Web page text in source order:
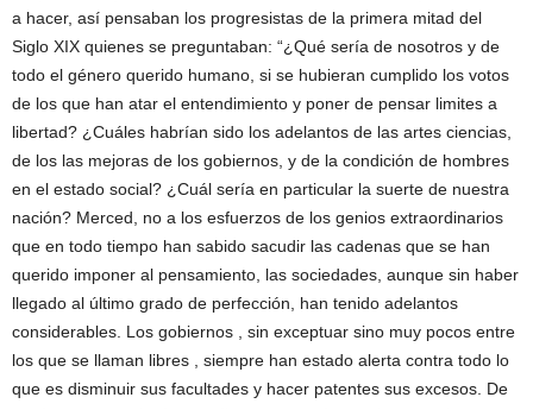
a hacer, así pensaban los progresistas de la primera mitad del
Siglo XIX quienes se preguntaban: “¿Qué sería de nosotros y de
todo el género querido humano, si se hubieran cumplido los votos
de los que han atar el entendimiento y poner de pensar limites a
libertad? ¿Cuáles habrían sido los adelantos de las artes ciencias,
de los las mejoras de los gobiernos, y de la condición de hombres
en el estado social? ¿Cuál sería en particular la suerte de nuestra
nación? Merced, no a los esfuerzos de los genios extraordinarios
que en todo tiempo han sabido sacudir las cadenas que se han
querido imponer al pensamiento, las sociedades, aunque sin haber
llegado al último grado de perfección, han tenido adelantos
considerables. Los gobiernos , sin exceptuar sino muy pocos entre
los que se llaman libres , siempre han estado alerta contra todo lo
que es disminuir sus facultades y hacer patentes sus excesos. De